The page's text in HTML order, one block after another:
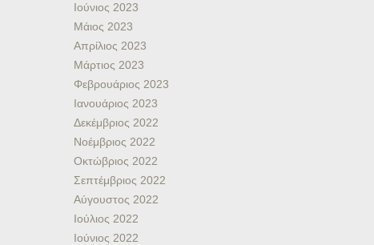
Ιούνιος 2023
Μάιος 2023
Απρίλιος 2023
Μάρτιος 2023
Φεβρουάριος 2023
Ιανουάριος 2023
Δεκέμβριος 2022
Νοέμβριος 2022
Οκτώβριος 2022
Σεπτέμβριος 2022
Αύγουστος 2022
Ιούλιος 2022
Ιούνιος 2022